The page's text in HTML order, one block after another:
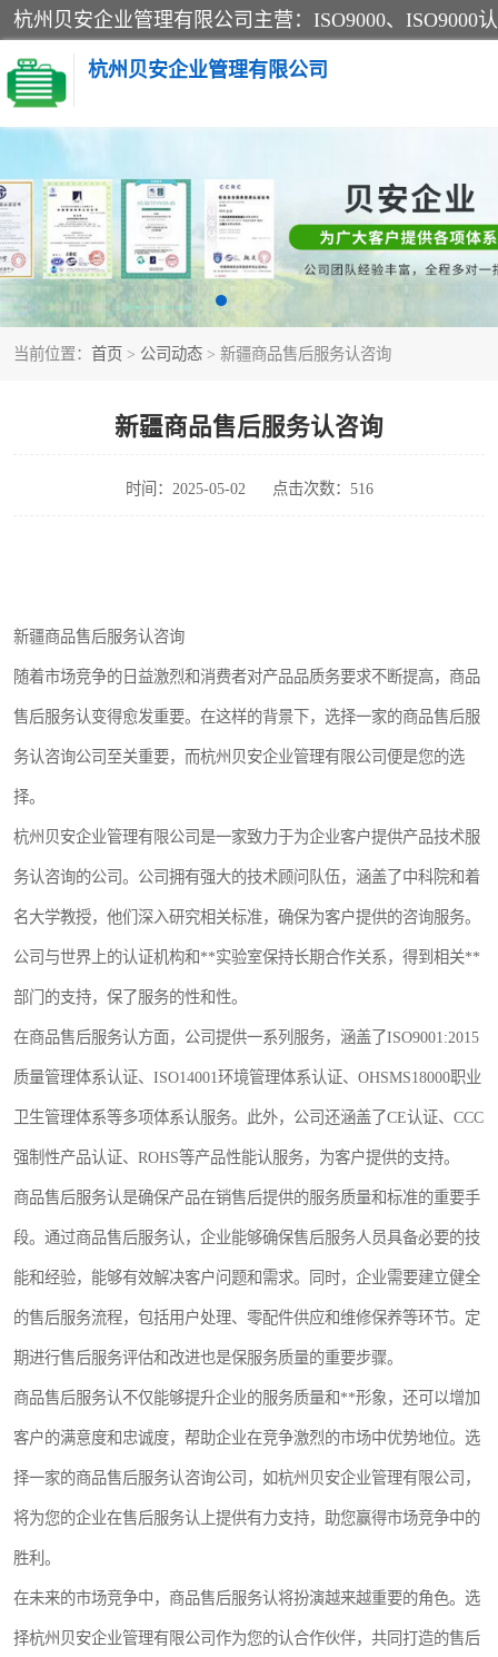
杭州贝安企业管理有限公司
当前位置： 首页 > 公司动态 > 新疆商品售后服务认咨询
新疆商品售后服务认咨询
时间：2025-05-02 点击次数：516
新疆商品售后服务认咨询
随着市场竞争的日益激烈和消费者对产品品质务要求不断提高，商品
售后服务认变得愈发重要。在这样的背景下，选择一家的商品售后服
务认咨询公司至关重要，而杭州贝安企业管理有限公司便是您的选
择。
杭州贝安企业管理有限公司是一家致力于为企业客户提供产品技术服
务认咨询的公司。公司拥有强大的技术顾问队伍，涵盖了中科院和着
名大学教授，他们深入研究相关标准，确保为客户提供的咨询服务。
公司与世界上的认证机构和**实验室保持长期合作关系，得到相关**
部门的支持，保了服务的性和性。
在商品售后服务认方面，公司提供一系列服务，涵盖了ISO9001:2015
质量管理体系认证、ISO14001环境管理体系认证、OHSMS18000职业
卫生管理体系等多项体系认服务。此外，公司还涵盖了CE认证、CCC
强制性产品认证、ROHS等产品性能认服务，为客户提供的支持。
商品售后服务认是确保产品在销售后提供的服务质量和标准的重要手
段。通过商品售后服务认，企业能够确保售后服务人员具备必要的技
能和经验，能够有效解决客户问题和需求。同时，企业需要建立健全
的售后服务流程，包括用户处理、零配件供应和维修保养等环节。定
期进行售后服务评估和改进也是保服务质量的重要步骤。
商品售后服务认不仅能够提升企业的服务质量和**形象，还可以增加
客户的满意度和忠诚度，帮助企业在竞争激烈的市场中优势地位。选
择一家的商品售后服务认咨询公司，如杭州贝安企业管理有限公司，
将为您的企业在售后服务认上提供有力支持，助您赢得市场竞争中的
胜利。
在未来的市场竞争中，商品售后服务认将扮演越来越重要的角色。选
择杭州贝安企业管理有限公司作为您的认合作伙伴，共同打造的售后
CE认证
SA认证
OHSAS18001认证
45001认证